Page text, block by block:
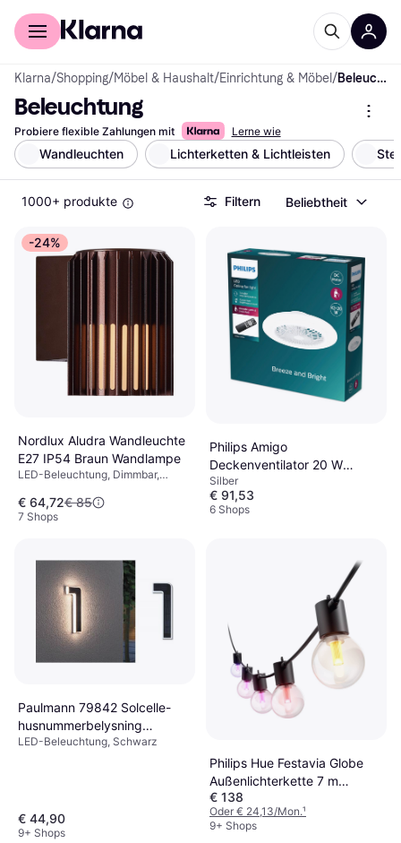
Für Shopper
Klarna/Shopping/Möbel & Haushalt/Einrichtung & Möbel / Beleuchtung
Beleuchtung
Probiere flexible Zahlungen mit Lerne wie
Wandleuchten Lichterketten & Lichtleisten
1000+ produkte Filtern Beliebtheit
-24%
Nordlux Aludra Wandleuchte
E27 IP54 Braun Wandlampe
LED-Beleuchtung, Dimmbar,
Aluminium, Kunststoff, Metall,
Lampensockel: E27
€ 64,72€ 85
7 Shops
Philips Amigo
Deckenventilator 20 W
490mm x 137mm
Silber
€ 91,53
6 Shops
Paulmann 79842 Solcelle-
husnummerbelysning
Lichtleiste
LED-Beleuchtung, Schwarz
€ 44,90
9+ Shops
Philips Hue Festavia Globe
Außenlichterkette 7 m
Lichterkette
€ 138
Oder € 24,13/Mon.¹
9+ Shops